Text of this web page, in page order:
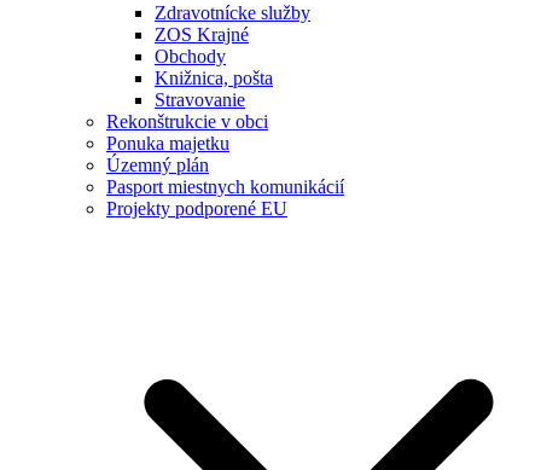
Zdravotnícke služby
ZOS Krajné
Obchody
Knižnica, pošta
Stravovanie
Rekonštrukcie v obci
Ponuka majetku
Územný plán
Pasport miestnych komunikácií
Projekty podporené EU